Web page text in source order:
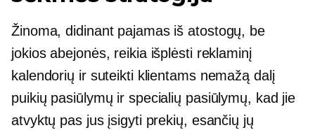
Žinoma, didinant pajamas iš atostogų, be
jokios abejonės, reikia išplėsti reklaminį
kalendorių ir suteikti klientams nemažą dalį
puikių pasiūlymų ir specialių pasiūlymų, kad jie
atvyktų pas jus įsigyti prekių, esančių jų